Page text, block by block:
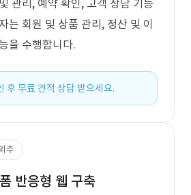
관리, 예약 확인, 고객 상담 기능
는 회원 및 상품 관리, 정산 및 이
을 수행합니다.
후 무료 견적 상담 받으세요.
주
반응형 웹 구축